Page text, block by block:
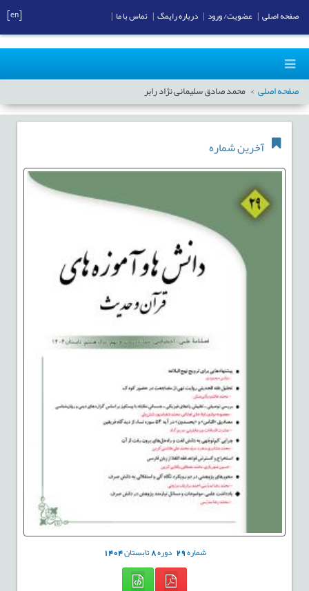
صفحه اصلی محمد صادق سلیمانی نژاد رابر
آخرین شماره
شماره29 دوره8تابستان1404
صفحه اصلی عضویت/ ورود درباره رایمگ تماس با ما